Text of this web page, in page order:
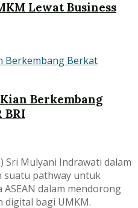
Lewat Business
Berkembang
BRI
Sri Mulyani Indrawati dalam
suatu pathway untuk
dalam mendorong
digital bagi UMKM.